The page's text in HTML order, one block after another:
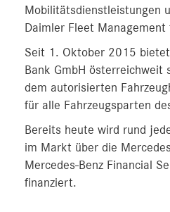
Mobilitätsdienstleistungen
Daimler Fleet
Seit 1. Oktober 2015
Bank GmbH österreichweit
dem autorisierten
für alle Fahrzeugsparten
Bereits heute wird rund
im Markt über die
Mercedes-Benz Financial
finanziert.